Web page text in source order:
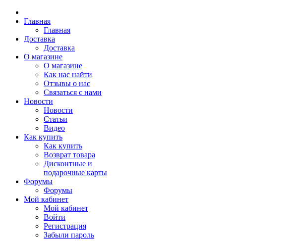
Главная
Главная
Доставка
Доставка
О магазине
О магазине
Как нас найти
Отзывы о нас
Связаться с нами
Новости
Новости
Статьи
Видео
Как купить
Как купить
Возврат товара
Дисконтные и
подарочные карты
Форумы
Форумы
Мой кабинет
Мой кабинет
Войти
Регистрация
Забыли пароль